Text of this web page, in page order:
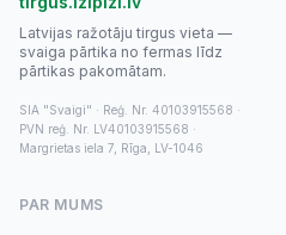
Latvijas ražotāju tirgus vieta —
svaiga pārtika no fermas līdz
pārtikas pakomātam.
SIA "Svaigi" · Reģ. Nr. 40103915568 ·
PVN reģ. Nr. LV40103915568 ·
Margrietas iela 7, Rīga, LV-1046
PAR MUMS